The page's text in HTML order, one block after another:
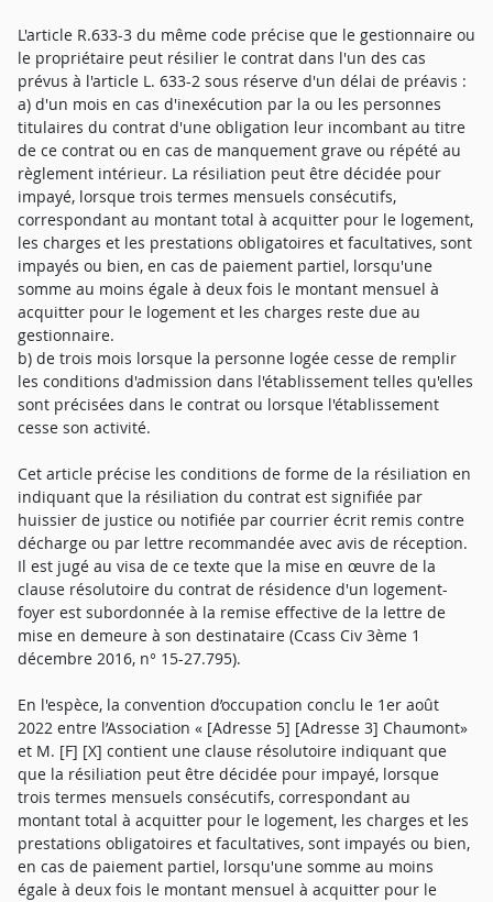
L'article R.633-3 du même code précise que le gestionnaire ou
le propriétaire peut résilier le contrat dans l'un des cas
prévus à l'article L. 633-2 sous réserve d'un délai de préavis :
a) d'un mois en cas d'inexécution par la ou les personnes
titulaires du contrat d'une obligation leur incombant au titre
de ce contrat ou en cas de manquement grave ou répété au
règlement intérieur. La résiliation peut être décidée pour
impayé, lorsque trois termes mensuels consécutifs,
correspondant au montant total à acquitter pour le logement,
les charges et les prestations obligatoires et facultatives, sont
impayés ou bien, en cas de paiement partiel, lorsqu'une
somme au moins égale à deux fois le montant mensuel à
acquitter pour le logement et les charges reste due au
gestionnaire.
b) de trois mois lorsque la personne logée cesse de remplir
les conditions d'admission dans l'établissement telles qu'elles
sont précisées dans le contrat ou lorsque l'établissement
cesse son activité.
Cet article précise les conditions de forme de la résiliation en
indiquant que la résiliation du contrat est signifiée par
huissier de justice ou notifiée par courrier écrit remis contre
décharge ou par lettre recommandée avec avis de réception.
Il est jugé au visa de ce texte que la mise en œuvre de la
clause résolutoire du contrat de résidence d'un logement-
foyer est subordonnée à la remise effective de la lettre de
mise en demeure à son destinataire (Ccass Civ 3ème 1
décembre 2016, n° 15-27.795).
En l'espèce, la convention d’occupation conclu le 1er août
2022 entre l’Association « [Adresse 5] [Adresse 3] Chaumont»
et M. [F] [X] contient une clause résolutoire indiquant que
que la résiliation peut être décidée pour impayé, lorsque
trois termes mensuels consécutifs, correspondant au
montant total à acquitter pour le logement, les charges et les
prestations obligatoires et facultatives, sont impayés ou bien,
en cas de paiement partiel, lorsqu'une somme au moins
égale à deux fois le montant mensuel à acquitter pour le